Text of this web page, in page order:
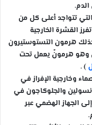
تتواجد أعلى كل من
القشرة الخارجية
هرمون التستوستيرون
وهو هرمونٌ يعمل تحت
) .
وخارجية الإفراز في
والجلوكاجون في
الجهاز الهضمي عبر